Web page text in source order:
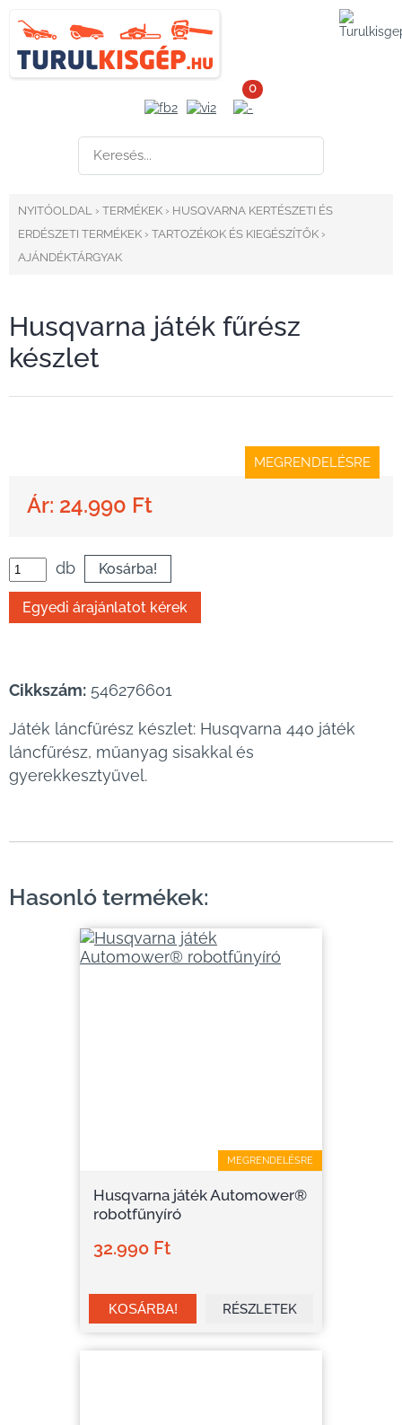
0
NYITÓOLDAL › TERMÉKEK › HUSQVARNA KERTÉSZETI ÉS
ERDÉSZETI TERMÉKEK › TARTOZÉKOK ÉS KIEGÉSZÍTŐK ›
AJÁNDÉKTÁRGYAK
Husqvarna játék fűrész
készlet
MEGRENDELÉSRE
Ár: 24.990 Ft
db
Cikkszám: 546276601
Játék láncfűrész készlet: Husqvarna 440 játék
láncfűrész, műanyag sisakkal és
gyerekkesztyűvel.
Hasonló termékek:
MEGRENDELÉSRE
Husqvarna játék Automower®
robotfűnyíró
32.990 Ft
RÉSZLETEK